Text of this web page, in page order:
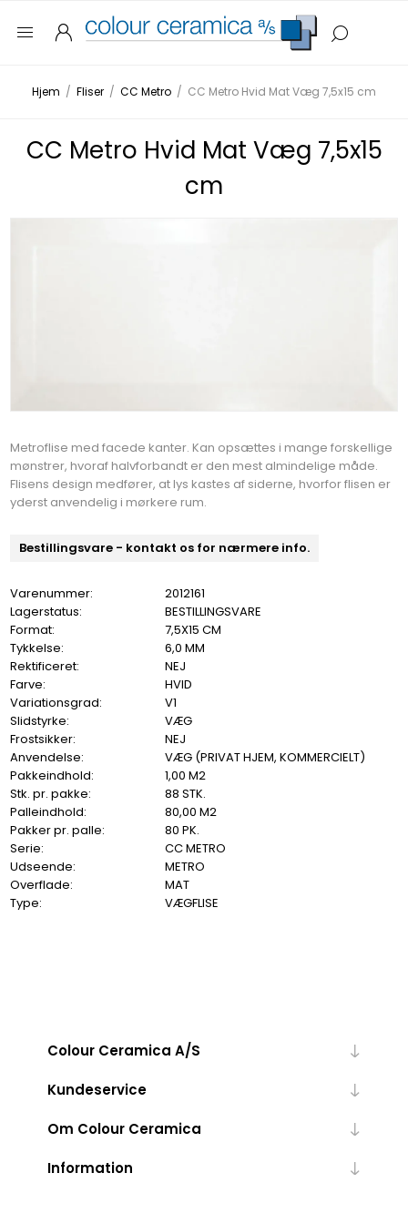
Hjem / Fliser / CC Metro / CC Metro Hvid Mat Væg 7,5x15 cm
CC Metro Hvid Mat Væg 7,5x15
cm
Metroflise med facede kanter. Kan opsættes i mange forskellige
mønstrer, hvoraf halvforbandt er den mest almindelige måde.
Flisens design medfører, at lys kastes af siderne, hvorfor flisen er
yderst anvendelig i mørkere rum.
Bestillingsvare - kontakt os for nærmere info.
Varenummer:
2012161
Lagerstatus:
BESTILLINGSVARE
Format:
7,5X15 CM
Tykkelse:
6,0 MM
Rektificeret:
NEJ
Farve:
HVID
Variationsgrad:
V1
Slidstyrke:
VÆG
Frostsikker:
NEJ
Anvendelse:
VÆG (PRIVAT HJEM, KOMMERCIELT)
Pakkeindhold:
1,00 M2
Stk. pr. pakke:
88 STK.
Palleindhold:
80,00 M2
Pakker pr. palle:
80 PK.
Serie:
CC METRO
Udseende:
METRO
Overflade:
MAT
Type:
VÆGFLISE
Colour Ceramica A/S
Kundeservice
Om Colour Ceramica
Information